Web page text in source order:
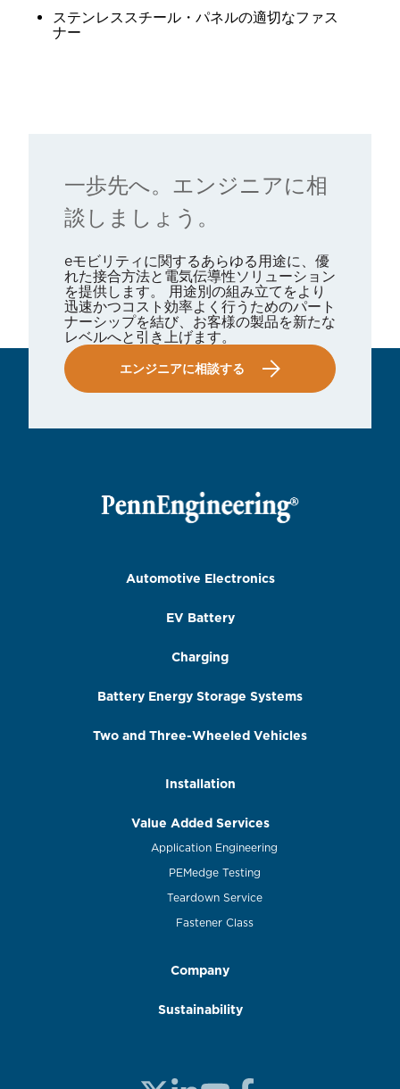
ステンレススチール・パネルの適切なファス
ナー
一歩先へ。エンジニアに相
談しましょう。
eモビリティに関するあらゆる用途に、優
れた接合方法と電気伝導性ソリューション
を提供します。 用途別の組み立てをより
迅速かつコスト効率よく行うためのパート
ナーシップを結び、お客様の製品を新たな
レベルへと引き上げます。
エンジニアに相談する
Automotive Electronics
EV Battery
Charging
Battery Energy Storage Systems
Two and Three-Wheeled Vehicles
Installation
Value Added Services
Application Engineering
PEMedge Testing
Teardown Service
Fastener Class
Company
Sustainability